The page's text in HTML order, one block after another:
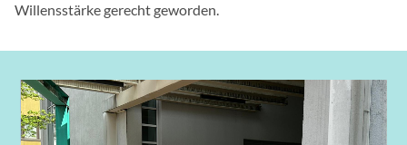
Willensstärke gerecht geworden.